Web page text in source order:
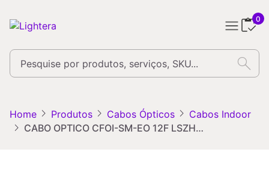
0
search
Home chevron_right Produtos chevron_right Cabos Ópticos chevron_right Cabos Indoor
chevron_right CABO OPTICO CFOI-SM-EO 12F LSZH AZ (FIBER-LAN INDOOR)